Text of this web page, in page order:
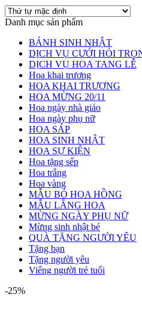
Danh mục sản phẩm
BÁNH SINH NHẬT
DỊCH VỤ CƯỚI HỎI
DỊCH VỤ HOA TANG LỄ
Hoa khai trương
HOA KHAI TRƯƠNG
HOA MỪNG 20/11
Hoa ngày nhà giáo
Hoa ngày phụ nữ
HOA SÁP
HOA SINH NHẬT
HOA SỰ KIỆN
Hoa tặng sếp
Hoa trắng
Hoa vàng
MẪU BÓ HOA HỒNG
MẪU LẴNG HOA
MỪNG NGÀY PHỤ NỮ
Mừng sinh nhật bé
QUÀ TẶNG NGƯỜI YÊU
Tặng bạn
Tặng người yêu
Viếng người trẻ tuổi
-25%